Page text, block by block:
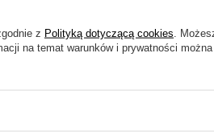
z Polityką dotyczącą cookies .
na temat warunków i prywatności